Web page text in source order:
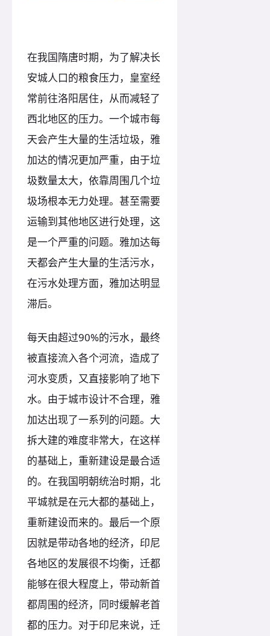
在我国隋唐时期，为了解决长
安城人口的粮食压力，皇室经
常前往洛阳居住，从而减轻了
西北地区的压力。一个城市每
天会产生大量的生活垃圾，雅
加达的情况更加严重，由于垃
圾数量太大，依靠周围几个垃
圾场根本无力处理。甚至需要
运输到其他地区进行处理，这
是一个严重的问题。雅加达每
天都会产生大量的生活污水，
在污水处理方面，雅加达明显
滞后。
每天由超过90%的污水，最终
被直接流入各个河流，造成了
河水变质，又直接影响了地下
水。由于城市设计不合理，雅
加达出现了一系列的问题。大
拆大建的难度非常大，在这样
的基础上，重新建设是最合适
的。在我国明朝统治时期，北
平城就是在元大都的基础上，
重新建设而来的。最后一个原
因就是带动各地的经济，印尼
各地区的发展很不均衡，迁都
能够在很大程度上，带动新首
都周围的经济，同时缓解老首
都的压力。对于印尼来说，迁